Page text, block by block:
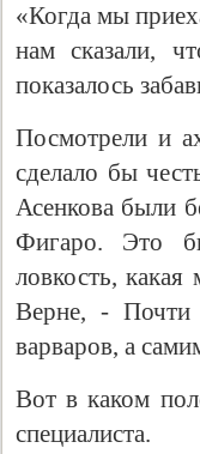
«Когда мы
нам сказали,
показалось
Посмотрели и
сделало бы
Асенкова были
Фигаро. Это
ловкость,
Верне, - Почти
варваров, а
Вот в каком
специалиста.